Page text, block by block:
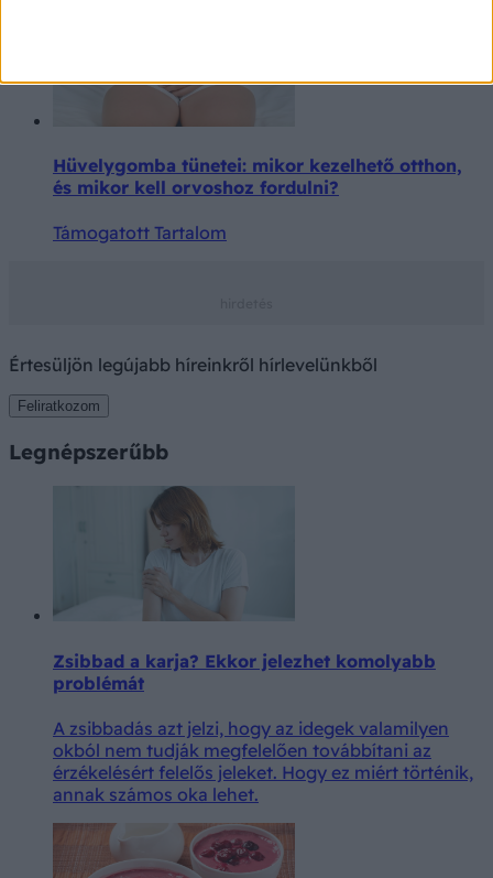
Hüvelygomba tünetei: mikor kezelhető otthon,
és mikor kell orvoshoz fordulni?
Támogatott Tartalom
Értesüljön legújabb híreinkről hírlevelünkből
Feliratkozom
Legnépszerűbb
Zsibbad a karja? Ekkor jelezhet komolyabb
problémát
A zsibbadás azt jelzi, hogy az idegek valamilyen
okból nem tudják megfelelően továbbítani az
érzékelésért felelős jeleket. Hogy ez miért történik,
annak számos oka lehet.